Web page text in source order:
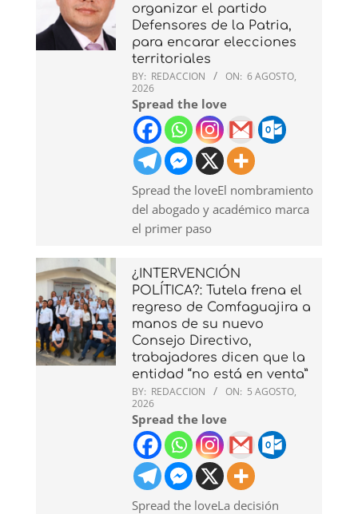
organizar el partido
Defensores de la Patria,
para encarar elecciones
territoriales
BY: REDACCION ON: 6 AGOSTO,
2026
Spread the love
Spread the loveEl nombramiento
del abogado y académico marca
el primer paso
¿INTERVENCIÓN
POLÍTICA?: Tutela frena el
regreso de Comfaguajira a
manos de su nuevo
Consejo Directivo,
trabajadores dicen que la
entidad “no está en venta”
BY: REDACCION ON: 5 AGOSTO,
2026
Spread the love
Spread the loveLa decisión